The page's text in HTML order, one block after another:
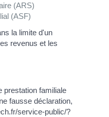
(ARS)
(ASF)
la limite d'un
revenus et les
prestation familiale
fausse déclaration,
service-public/?